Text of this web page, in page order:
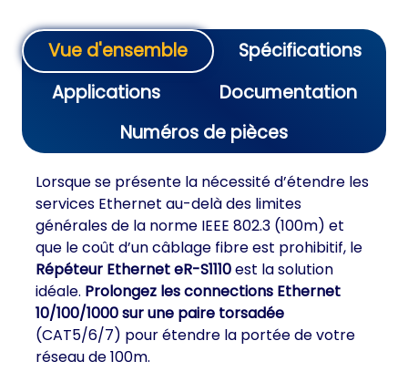
Vue d'ensemble
Spécifications
Applications
Documentation
Numéros de pièces
Lorsque se présente la nécessité d’étendre les
services Ethernet au-delà des limites
générales de la norme IEEE 802.3 (100m) et
que le coût d’un câblage fibre est prohibitif, le
Répéteur Ethernet eR-S1110est la solution
idéale. Prolongez les connections Ethernet
10/100/1000 sur une paire torsadée
(CAT5/6/7) pour étendre la portée de votre
réseau de 100m.